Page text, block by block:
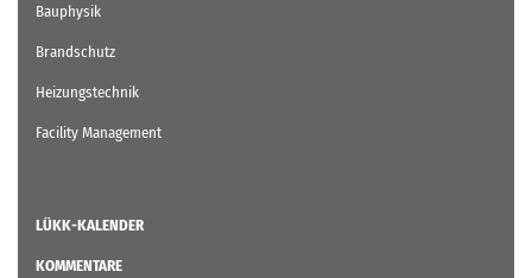
Bauphysik
Brandschutz
Heizungstechnik
Facility Management
LÜKK-KALENDER
KOMMENTARE